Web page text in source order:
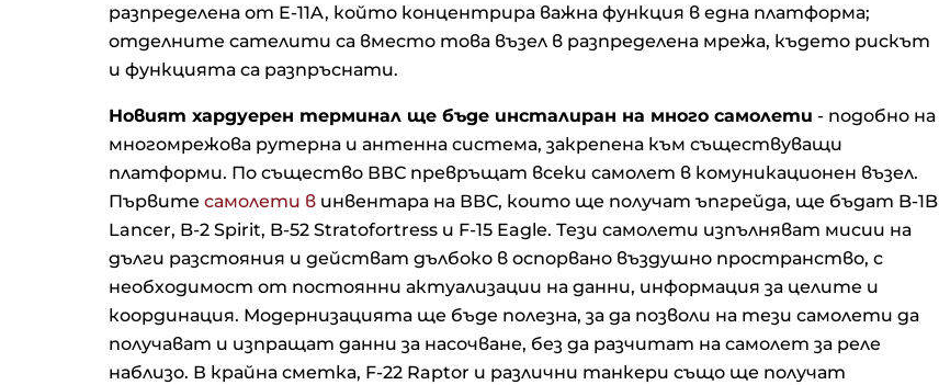
разпределена от E-11A, който концентрира важна функция в една платформа;
отделните сателити са вместо това възел в разпределена мрежа, където рискът
и функцията са разпръснати.
Новият хардуерен терминал ще бъде инсталиран на много самолети - подобно на
многомрежова рутерна и антенна система, закрепена към съществуващи
платформи. По същество ВВС превръщат всеки самолет в комуникационен възел.
Първите самолети в инвентара на ВВС, които ще получат ъпгрейда, ще бъдат B-1B
Lancer, B-2 Spirit, B-52 Stratofortress и F-15 Eagle. Тези самолети изпълняват мисии на
дълги разстояния и действат дълбоко в оспорвано въздушно пространство, с
необходимост от постоянни актуализации на данни, информация за целите и
координация. Модернизацията ще бъде полезна, за да позволи на тези самолети да
получават и изпращат данни за насочване, без да разчитат на самолет за реле
наблизо. В крайна сметка, F-22 Raptor и различни танкери също ще получат
iBanFirst: Август традиционно
валутните пазари
Wall Street отваря с ръстове
след новите данни за пазара на
труда в САЩ*
AI участва в разработването на
първите вируси за борба с
устойчиви на лекарства
бактерии
ЕС санкционира още петима
руснаци, свързани с военно-